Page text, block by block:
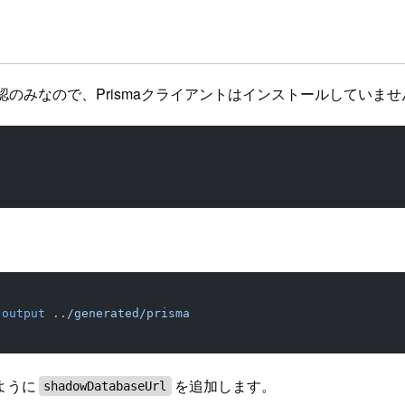
みなので、Prismaクライアントはインストールしていま
../generated/prisma
うに shadowDatabaseUrl を追加します。